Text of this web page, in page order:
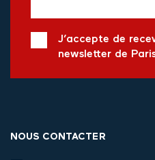
J’accepte de
newsletter de
NOUS CONTACTER